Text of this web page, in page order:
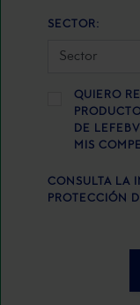
SECTOR:
QUIERO
DE
MIS
CONSULTA LA
PROTECCIÓN